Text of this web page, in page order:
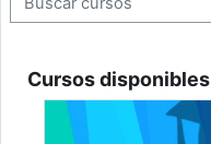
Cursos disponibles